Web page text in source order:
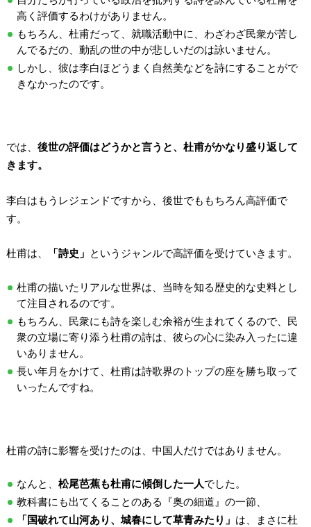
高く評価するわけがありません。
もちろん、杜甫だって、就職活動中に、わざわざ民衆が苦し
んでるだの、動乱の世の中が悲しいだのは詠いません。
しかし、彼は李白ほどうまく自然美などを詩にすることがで
きなかったのです。
では、 後世の評価はどうかと言うと、杜甫がかなり盛り返して
きます。
李白はもうレジェンドですから、後世でももちろん高評価で
す。
杜甫は、 「詩史」 というジャンルで高評価を受けていきます。
杜甫の描いたリアルな世界は、当時を知る歴史的な史料とし
て注目されるのです。
もちろん、民衆にも詩を楽しむ余裕が生まれてくるので、民
衆の立場に寄り添う杜甫の詩は、彼らの心に染み入ったに違
いありません。
長い年月をかけて、杜甫は詩歌界のトップの座を勝ち取って
いったんですね。
杜甫の詩に影響を受けたのは、中国人だけではありません。
なんと、松尾芭蕉も杜甫に傾倒した一人でした。
教科書にも出てくることのある『奥の細道』の一節、
「国破れて山河あり、城春にして草青みたり」 は、まさに杜